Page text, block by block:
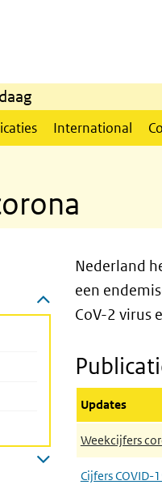
International
Nederland
een
CoV-2 virus
Updates
Weekcijfers
Cijfers